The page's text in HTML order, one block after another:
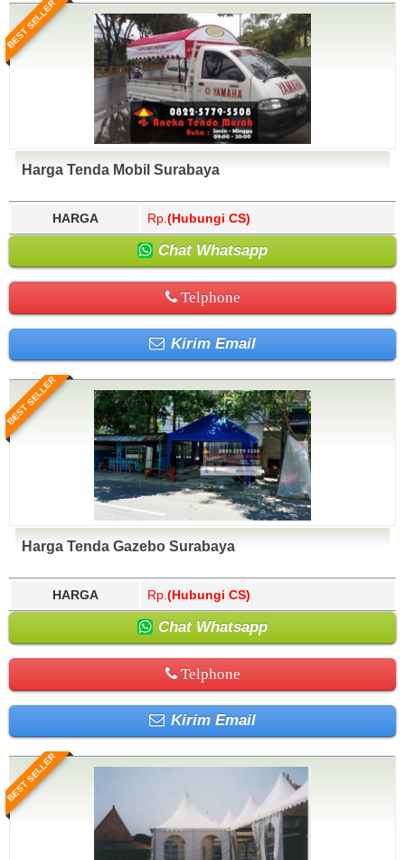
BEST SELLER
Harga Tenda Mobil Surabaya
HARGA Rp. (Hubungi CS)
Chat Whatsapp
Telphone
Kirim Email
BEST SELLER
Harga Tenda Gazebo Surabaya
HARGA Rp. (Hubungi CS)
Chat Whatsapp
Telphone
Kirim Email
BEST SELLER